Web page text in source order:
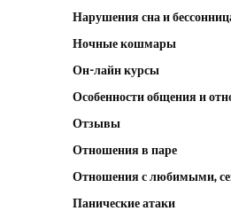
Нарушения сна и
Ночные кошмары
Он-лайн курсы
Особенности общения и
Отзывы
Отношения в паре
Отношения с любимыми,
Панические атаки